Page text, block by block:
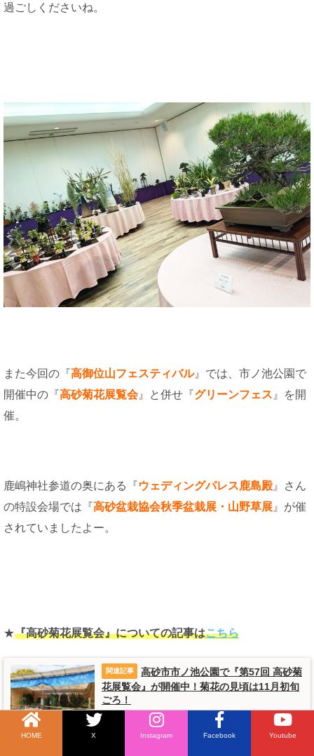
過ごしくださいね。
また今回の『高御位山フェスティバル』では、市ノ池公園で
開催中の『高砂菊花展覧会』と併せ『グリーンフェス 』を開
催。
鹿嶋神社参道の奥にある『ウェディングパレス鹿島殿』さん
の特設会場では『高砂盆栽協会秋季盆栽展・山野草展 』が催
されていましたよー。
★『高砂菊花展覧会』についての記事はこちら
高砂市市ノ池公園で『第57回 高砂菊
花展覧会』が開催中！菊花の見頃は11月初旬
ごろ！
HOME X Instagram Facebook Youtube